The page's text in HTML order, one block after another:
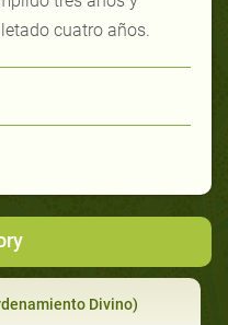
cuatro años.
Divino)